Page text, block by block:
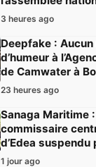
3 heures ago
Deepfake :
d’humeur à
de Camwater à
23 heures ago
Sanaga Maritime
commissaire
d’Edea suspendu
1 jour ago